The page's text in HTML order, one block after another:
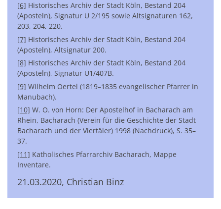
[6] Historisches Archiv der Stadt Köln, Bestand 204
(Aposteln), Signatur U 2/195 sowie Altsignaturen 162,
203, 204, 220.
[7] Historisches Archiv der Stadt Köln, Bestand 204
(Aposteln), Altsignatur 200.
[8] Historisches Archiv der Stadt Köln, Bestand 204
(Aposteln), Signatur U1/407B.
[9] Wilhelm Oertel (1819–1835 evangelischer Pfarrer in
Manubach).
[10] W. O. von Horn: Der Apostelhof in Bacharach am
Rhein, Bacharach (Verein für die Geschichte der Stadt
Bacharach und der Viertäler) 1998 (Nachdruck), S. 35–
37.
[11] Katholisches Pfarrarchiv Bacharach, Mappe
Inventare.
21.03.2020, Christian Binz